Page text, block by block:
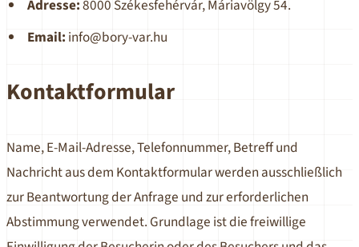
Adresse:8000 Székesfehérvár, Máriavölgy 54.
Email: info@bory-var.hu
Kontaktformular
Name, E-Mail-Adresse, Telefonnummer, Betreff und
Nachricht aus dem Kontaktformular werden ausschließlich
zur Beantwortung der Anfrage und zur erforderlichen
Abstimmung verwendet. Grundlage ist die freiwillige